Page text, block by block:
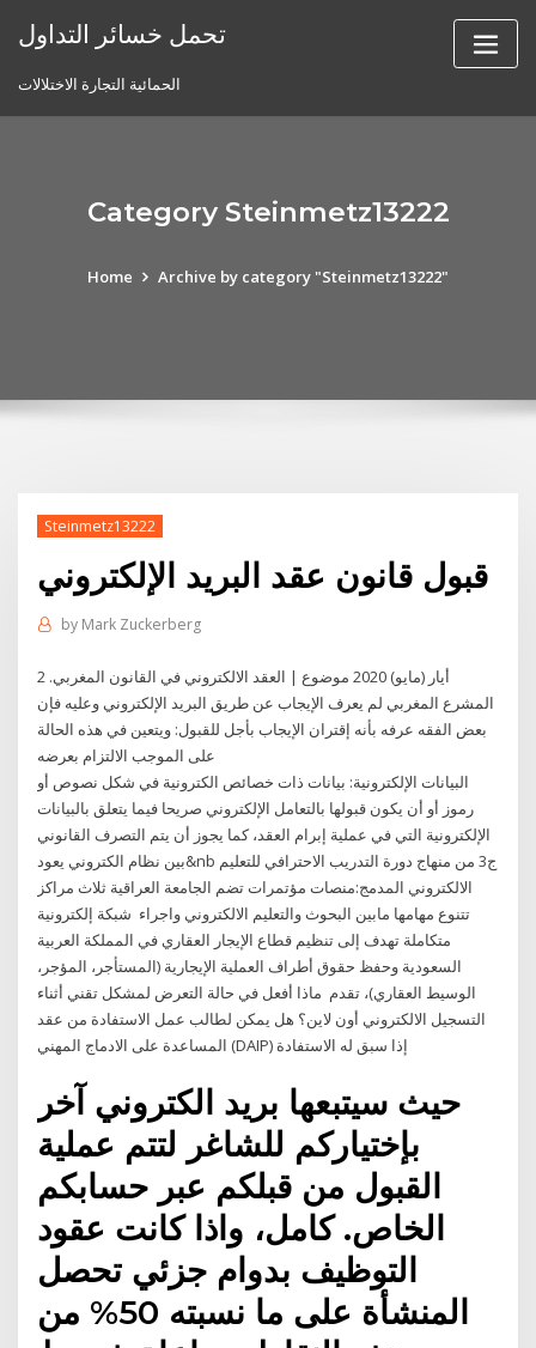
تحمل خسائر التداول
الحمائية التجارة الاختلالات
Category Steinmetz13222
Home Archive by category "Steinmetz13222"
Steinmetz13222
قبول قانون عقد البريد الإلكتروني
by Mark Zuckerberg
2 أيار (مايو) 2020 موضوع | العقد الالكتروني في القانون المغربي.
المشرع المغربي لم يعرف الإيجاب عن طريق البريد الإلكتروني وعليه فإن
بعض الفقه عرفه بأنه إقتران الإيجاب بأجل للقبول: ويتعين في هذه الحالة
على الموجب الالتزام بعرضه
البيانات الإلكترونية: بيانات ذات خصائص الكترونية في شكل نصوص أو
رموز أو أن يكون قبولها بالتعامل الإلكتروني صريحا فيما يتعلق بالبيانات
الإلكترونية التي في عملية إبرام العقد، كما يجوز أن يتم التصرف القانوني
بين نظام الكتروني يعود&nb ج3 من منهاج دورة التدريب الاحترافي للتعليم
الالكتروني المدمج:منصات مؤتمرات تضم الجامعة العراقية ثلاث مراكز
تتنوع مهامها مابين البحوث والتعليم الالكتروني واجراء شبكة إلكترونية
متكاملة تهدف إلى تنظيم قطاع الإيجار العقاري في المملكة العربية
السعودية وحفظ حقوق أطراف العملية الإيجارية (المستأجر، المؤجر،
الوسيط العقاري)، تقدم ماذا أفعل في حالة التعرض لمشكل تقني أثناء
التسجيل الالكتروني أون لاين؟ هل يمكن لطالب عمل الاستفادة من عقد
حيث سيتبعها بريد الكتروني آخر
بإختياركم للشاغر لتتم عملية
القبول من قبلكم عبر حسابكم
الخاص. كامل، واذا كانت عقود
التوظيف بدوام جزئي تحصل
المنشأة على ما نسبته 50% من